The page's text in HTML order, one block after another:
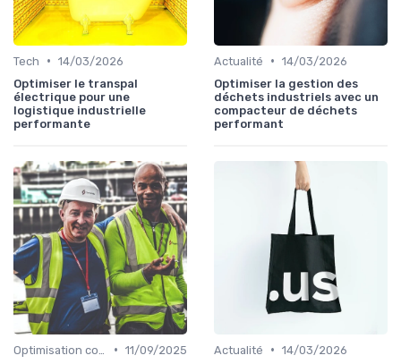
Tech • 14/03/2026
Optimiser le transpal
électrique pour une
logistique industrielle
performante
Actualité • 14/03/2026
Optimiser la gestion des
déchets industriels avec un
compacteur de déchets
performant
• 11/09/2025
Actualité • 14/03/2026